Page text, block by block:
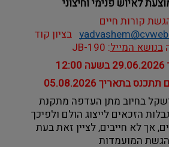
לאיוש פנימי וחיצוני
בנושא המייל: JB-190
בתאריך 05.08.2026
הגשת המועמדות